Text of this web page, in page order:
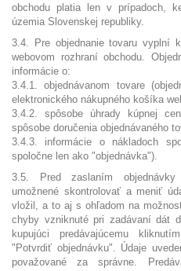
obchodu platia len v prípadoch,
územia Slovenskej republiky.
3.4. Pre objednanie tovaru vyplní
webovom rozhraní obchodu.
informácie o:
3.4.1. objednávanom tovare
elektronického nákupného košíka
3.4.2. spôsobe úhrady kúpnej
spôsobe doručenia objednávaného
3.4.3. informácie o nákladoch
spoločne len ako "objednávka").
3.5. Pred zaslaním objednávky
umožnené skontrolovať a meniť
vložil, a to aj s ohľadom na
chyby vzniknuté pri zadávaní dát
kupujúci predávajúcemu
"Potvrdiť objednávku". Údaje
považované za správne.